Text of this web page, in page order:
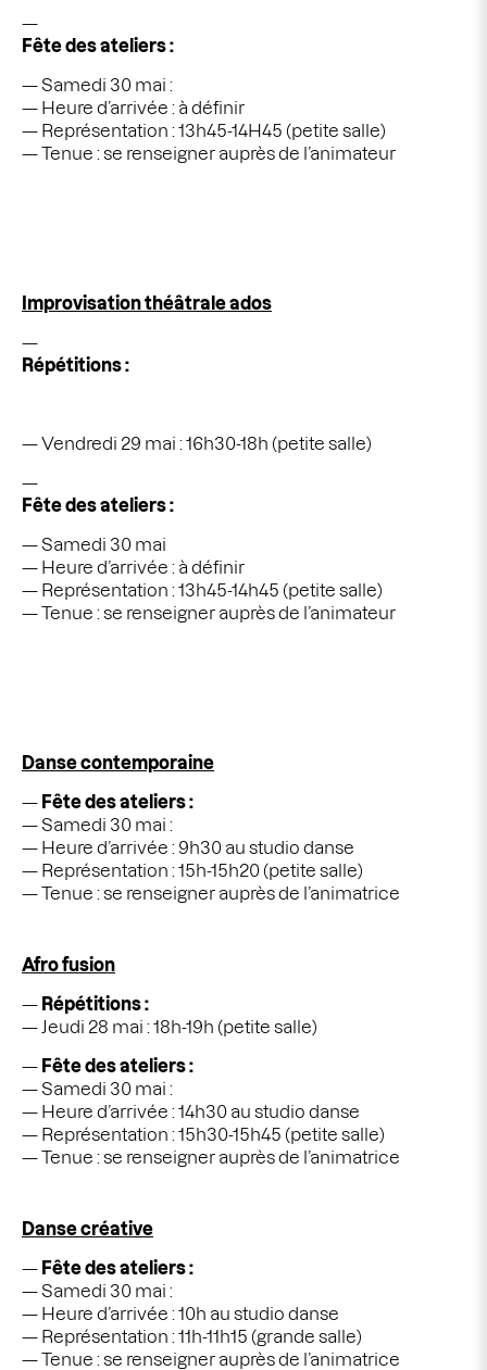
Fête des ateliers :
Samedi 30 mai :
Heure d’arrivée : à définir
Représentation : 13h45-14H45 (petite salle)
Tenue : se renseigner auprès de l’animateur
Improvisation théâtrale ados
Répétitions :
Vendredi 29 mai : 16h30-18h (petite salle)
Fête des ateliers :
Samedi 30 mai
Heure d’arrivée : à définir
Représentation : 13h45-14h45 (petite salle)
Tenue : se renseigner auprès de l’animateur
Danse contemporaine
Fête des ateliers :
Samedi 30 mai :
Heure d’arrivée : 9h30 au studio danse
Représentation : 15h-15h20 (petite salle)
Tenue : se renseigner auprès de l’animatrice
Afro fusion
Répétitions :
Jeudi 28 mai : 18h-19h (petite salle)
Fête des ateliers :
Samedi 30 mai :
Heure d’arrivée : 14h30 au studio danse
Représentation : 15h30-15h45 (petite salle)
Tenue : se renseigner auprès de l’animatrice
Danse créative
Fête des ateliers :
Samedi 30 mai :
Heure d’arrivée : 10h au studio danse
Représentation : 11h-11h15 (grande salle)
Tenue : se renseigner auprès de l’animatrice